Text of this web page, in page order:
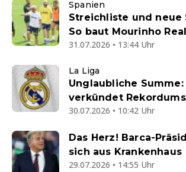
Spanien
Streichliste und neue
So baut Mourinho
31.07.2026 • 13:44 Uhr
La Liga
Unglaubliche Summe:
verkündet
30.07.2026 • 10:42 Uhr
Das Herz! Barca-
sich aus Krankenhaus
29.07.2026 • 14:55 Uhr